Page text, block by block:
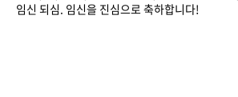
임신 되심. 임신을 진심으로 축하합니다!